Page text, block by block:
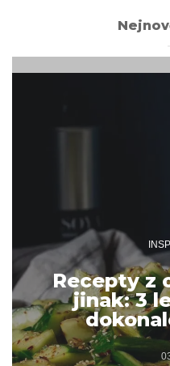
Recepty z
jinak: 3